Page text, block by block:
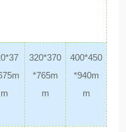
m
320*370
*765m
m
400*450
*940m
m